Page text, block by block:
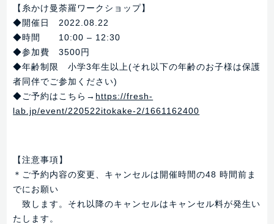
【糸かけ曼荼羅ワークショップ】
◆開催日 2022.08.22
◆時間 10:00 – 12:30
◆参加費 3500円
◆年齢制限 小学3年生以上(それ以下の年齢のお子様は保護
者同伴でご参加ください)
◆ご予約はこちら→ https://fresh-
lab.jp/event/220522itokake-2/1661162400
【注意事項】
＊ご予約内容の変更、キャンセルは開催時間の48 時間前ま
でにお願い
致します。それ以降のキャンセルはキャンセル料が発生い
たします。